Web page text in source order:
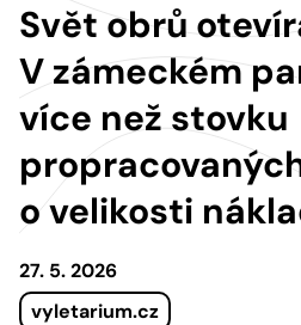
Svět obrů
V zámeckém
více než stovku
o velikosti
27. 5. 2026
vyletarium.cz